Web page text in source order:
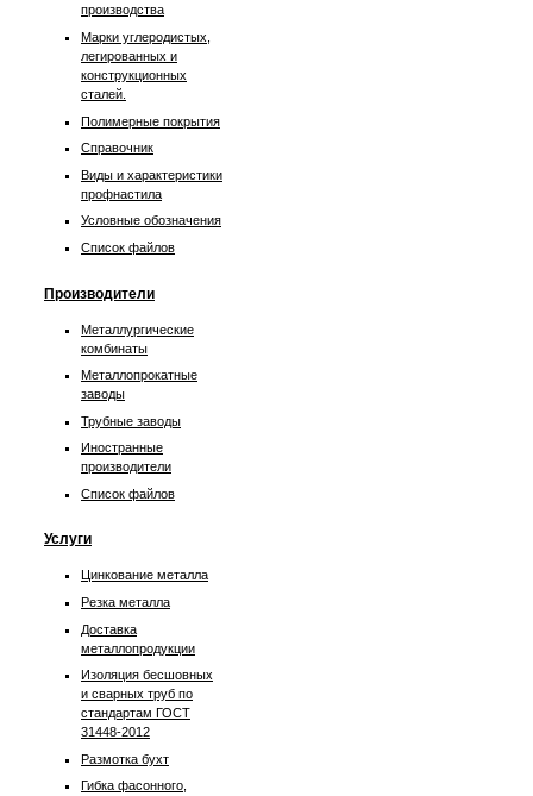
производства
Марки углеродистых,
легированных и
конструкционных
сталей.
Полимерные покрытия
Справочник
Виды и характеристики
профнастила
Условные обозначения
Список файлов
Производители
Металлургические
комбинаты
Металлопрокатные
заводы
Трубные заводы
Иностранные
производители
Список файлов
Услуги
Цинкование металла
Резка металла
Доставка
металлопродукции
Изоляция бесшовных
и сварных труб по
стандартам ГОСТ
31448-2012
Размотка бухт
Гибка фасонного,